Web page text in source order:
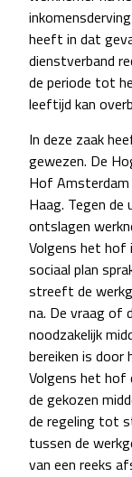
heeft in dat
dienstverband
de periode tot
leeftijd kan
In deze zaak
gewezen. De
Hof Amsterdam
Haag. Tegen
ontslagen
Volgens het hof
sociaal plan
streeft de
na. De vraag of
noodzakelijk
bereiken is
Volgens het hof
de gekozen
de regeling tot
tussen de
van een reeks